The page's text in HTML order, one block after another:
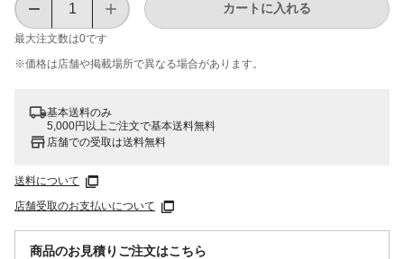
最大注文数は0です
カートに入れる
※価格は​店舗や​掲載場所で​異なる​場合が​あります。
基本送料のみ
5,000円以上ご注文で基本送料無料
店舗での受取は送料無料
送料について
店舗受取のお支払いについて
商品のお見積りご注文はこちら